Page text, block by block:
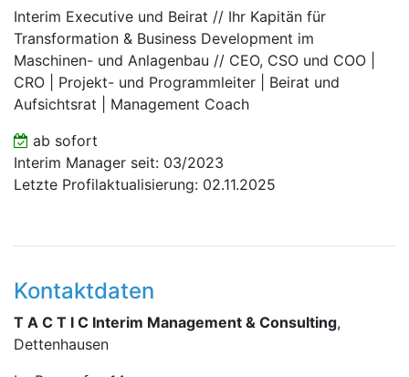
Interim Executive und Beirat // Ihr Kapitän für
Transformation & Business Development im
Maschinen- und Anlagenbau // CEO, CSO und COO |
CRO | Projekt- und Programmleiter | Beirat und
Aufsichtsrat | Management Coach
ab sofort
Interim Manager seit: 03/2023
Letzte Profilaktualisierung: 02.11.2025
Kontaktdaten
T A C T I C Interim Management & Consulting,
Dettenhausen